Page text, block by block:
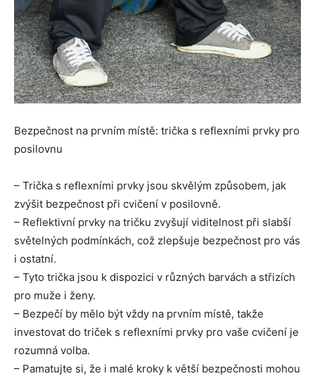
Bezpečnost na prvním místě: trička s reflexními prvky pro
posilovnu
– Trička s reflexními prvky jsou skvělým způsobem, jak
zvýšit bezpečnost při cvičení v posilovně.
– Reflektivní prvky na tričku zvyšují viditelnost při slabší
světelných podmínkách, což zlepšuje bezpečnost pro vás
i ostatní.
– Tyto trička jsou k dispozici v různých barvách a střizích
pro muže i ženy.
– Bezpečí by mělo být vždy na prvním místě, takže
investovat do triček s reflexními prvky pro vaše cvičení je
rozumná volba.
– Pamatujte si, že i malé kroky k větší bezpečnosti mohou